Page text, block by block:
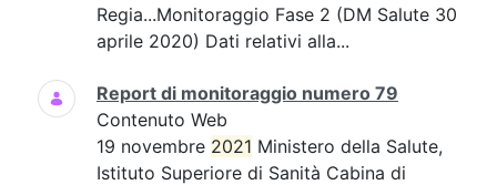
Regia...Monitoraggio Fase 2 (DM Salute 30
aprile 2020) Dati relativi alla...
Report di monitoraggio numero 79
Contenuto Web
19 novembre 2021 Ministero della Salute,
Istituto Superiore di Sanità Cabina di